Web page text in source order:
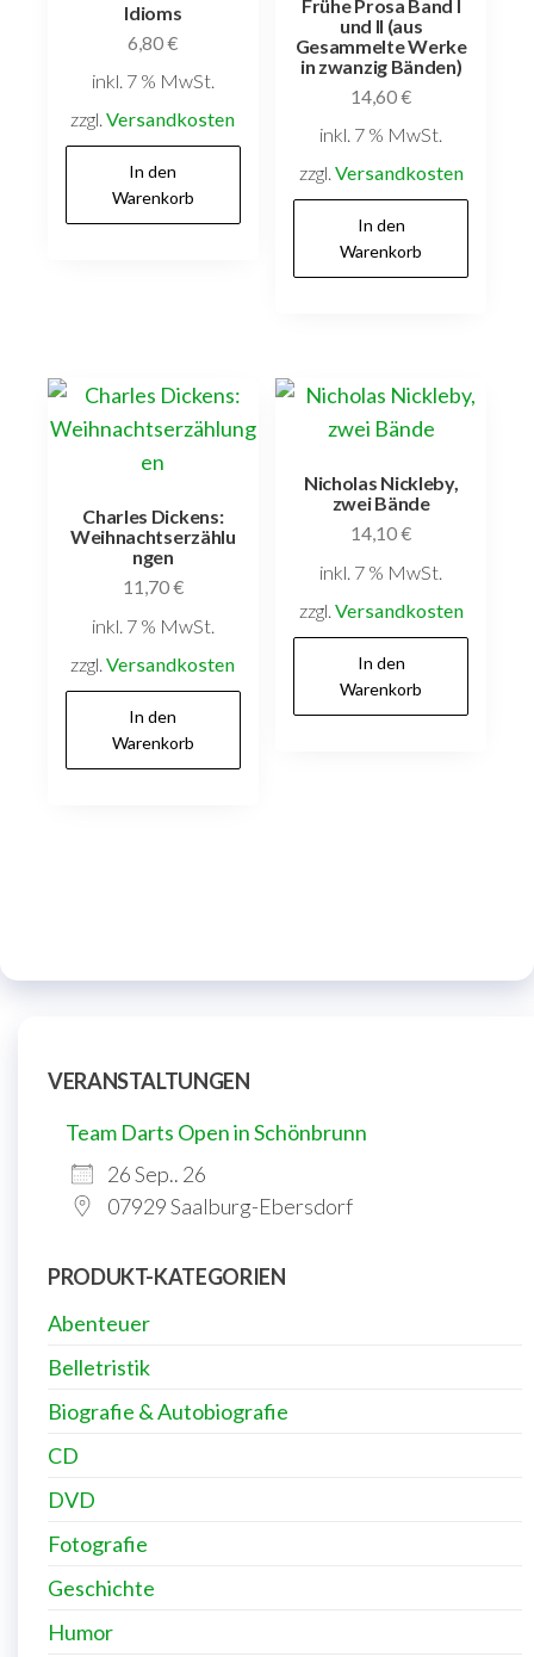
Idioms
6,80€
inkl. 7 % MwSt.
zzgl.Versandkosten
In den
Warenkorb
Frühe Prosa Band I
und II (aus
Gesammelte Werke
in zwanzig Bänden)
14,60€
inkl. 7 % MwSt.
zzgl. Versandkosten
In den
Warenkorb
Charles Dickens:
Weihnachtserzählu
ngen
11,70€
inkl. 7 % MwSt.
zzgl.Versandkosten
In den
Warenkorb
Nicholas Nickleby,
zwei Bände
14,10€
inkl. 7 % MwSt.
zzgl. Versandkosten
In den
Warenkorb
VERANSTALTUNGEN
Team Darts Open in Schönbrunn
26 Sep.. 26
07929 Saalburg-Ebersdorf
PRODUKT-KATEGORIEN
Abenteuer
Belletristik
Biografie & Autobiografie
CD
DVD
Fotografie
Geschichte
Humor